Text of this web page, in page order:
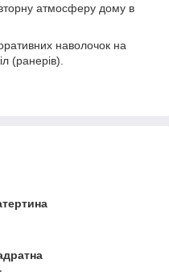
атмосферу дому в
наволочок на
(ранерів).